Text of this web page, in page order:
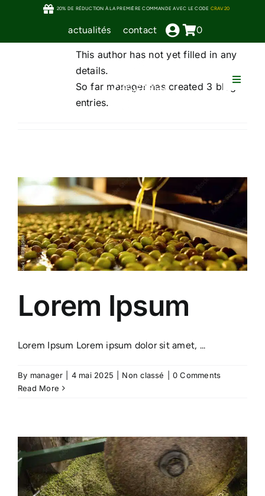
20% DE RÉDUCTION À LA PREMIÈRE COMMANDE AVEC LE CODE CRAV20
actualités contact 0
Toggle
BEAUTÉ ET
Aboutmanager
This author has not yet filled in any
details.
So far manager has created 3 blog
entries.
Lorem Ipsum
Lorem Ipsum Lorem ipsum dolor sit amet, ...
By manager 4 mai 2025 Non classé
0 Comments
Read More